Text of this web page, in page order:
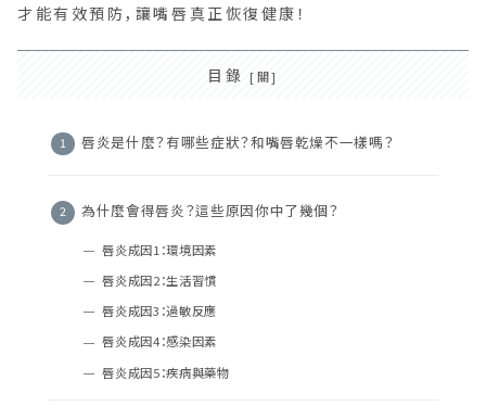
才能有效預防，讓嘴唇真正恢復健康！
目錄
唇炎是什麼？有哪些症狀？和嘴唇乾燥不一樣嗎？
為什麼會得唇炎？這些原因你中了幾個？
唇炎成因1：環境因素
唇炎成因2：生活習慣
唇炎成因3：過敏反應
唇炎成因4：感染因素
唇炎成因5：疾病與藥物